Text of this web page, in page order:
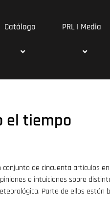
Catálogo PRL | Media
el tiempo
de cincuenta artículos
e intuiciones sobre
Parte de ellos